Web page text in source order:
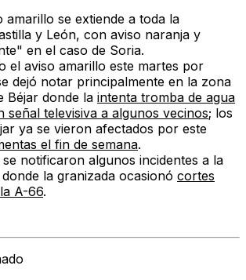
amarillo se extiende a toda la
y León, con aviso naranja y
en el caso de Soria.
el aviso amarillo este martes por
dejó notar principalmente en la zona
Béjar donde la intenta tromba de agua
señal televisiva a algunos vecinos; los
ya se vieron afectados por este
el fin de semana.
notificaron algunos incidentes a la
la granizada ocasionó cortes
A-66.